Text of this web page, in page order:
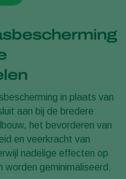
in plaats van
aan bij de bredere
het bevorderen van
en veerkracht van
nadelige effecten op
worden geminimaliseerd.